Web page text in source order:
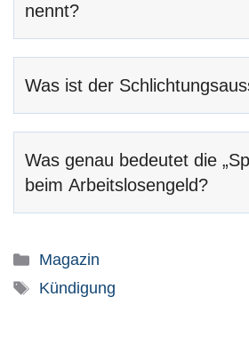
nennt?
Was ist der
Was genau bedeutet die
beim Arbeitslosengeld?
Kategorien
Magazin
Schlagwörter
Kündigung